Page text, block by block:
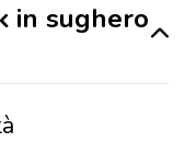
in sughero